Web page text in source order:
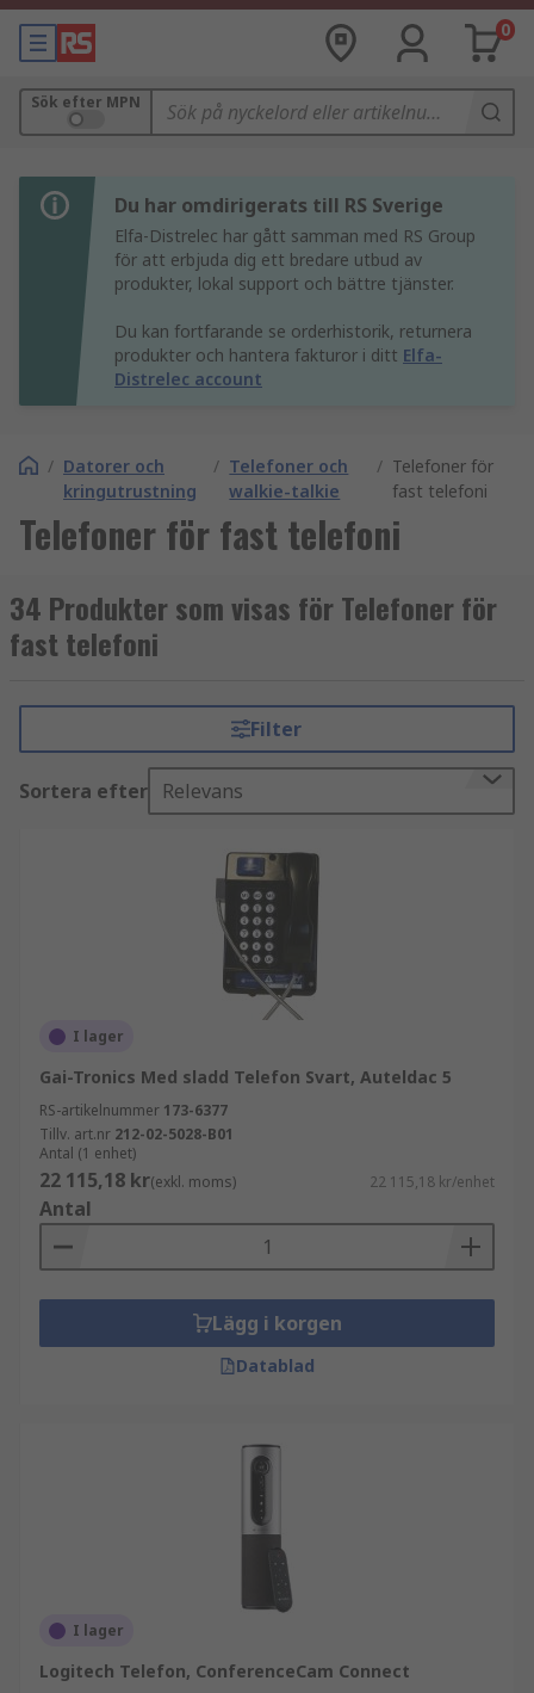
0
Sök efter MPN
Du har omdirigerats till RS Sverige
Elfa-Distrelec har gått samman med RS Group
för att erbjuda dig ett bredare utbud av
produkter, lokal support och bättre tjänster.
Du kan fortfarande se orderhistorik, returnera
produkter och hantera fakturor i ditt Elfa-
Distrelec account
/ Datorer och
kringutrustning
/ Telefoner och
walkie-talkie
/ Telefoner för
fast telefoni
Telefoner för fast telefoni
34 Produkter som visas för Telefoner för
fast telefoni
Filter
Sortera efter Relevans
I lager
Gai-Tronics Med sladd Telefon Svart, Auteldac 5
RS-artikelnummer 173-6377
Tillv. art.nr 212-02-5028-B01
Antal (1 enhet)
22 115,18 kr(exkl. moms) 22 115,18 kr/enhet
Antal
Lägg i korgen
Datablad
I lager
Logitech Telefon, ConferenceCam Connect